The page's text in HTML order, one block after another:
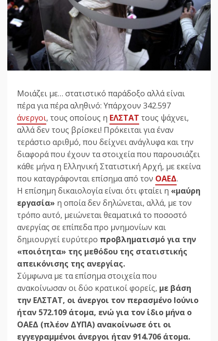
Μοιάζει με… στατιστικό παράδοξο αλλά είναι
πέρα για πέρα αληθινό: Υπάρχουν 342.597
άνεργοι, τους οποίους η ΕΛΣΤΑΤ τους ψάχνει,
αλλά δεν τους βρίσκει! Πρόκειται για έναν
τεράστιο αριθμό, που δείχνει ανάγλυφα και την
διαφορά που έχουν τα στοιχεία που παρουσιάζει
κάθε μήνα η Ελληνική Στατιστική Αρχή, με εκείνα
που καταγράφονται επίσημα από τον ΟΑΕΔ.
Η επίσημη δικαιολογία είναι ότι φταίει η «μαύρη
εργασία» η οποία δεν δηλώνεται, αλλά, με τον
τρόπο αυτό, μειώνεται θεαματικά το ποσοστό
ανεργίας σε επίπεδα προ μνημονίων και
δημιουργεί ευρύτερο προβληματισμό για την
«ποιότητα» της μεθόδου της στατιστικής
απεικόνισης της ανεργίας.
Σύμφωνα με τα επίσημα στοιχεία που
ανακοίνωσαν οι δύο κρατικοί φορείς, με βάση
την ΕΛΣΤΑΤ, οι άνεργοι τον περασμένο Ιούνιο
ήταν 572.109 άτομα, ενώ για τον ίδιο μήνα ο
ΟΑΕΔ (πλέον ΔΥΠΑ) ανακοίνωσε ότι οι
εγγεγραμμένοι άνεργοι ήταν 914.706 άτομα.